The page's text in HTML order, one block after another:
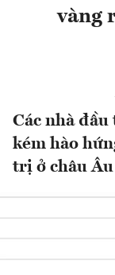
vàng
Các nhà
kém hào
trị ở châu